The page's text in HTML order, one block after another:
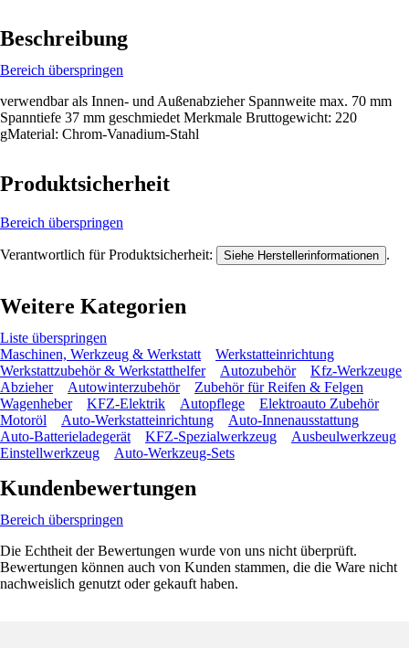
Beschreibung
Bereich überspringen
verwendbar als Innen- und Außenabzieher Spannweite max. 70 mm
Spanntiefe 37 mm geschmiedet Merkmale Bruttogewicht: 220
gMaterial: Chrom-Vanadium-Stahl
Produktsicherheit
Bereich überspringen
Verantwortlich für Produktsicherheit: Siehe Herstellerinformationen .
Weitere Kategorien
Liste überspringen
Maschinen, Werkzeug & Werkstatt
Werkstatteinrichtung
Werkstattzubehör & Werkstatthelfer
Autozubehör
Kfz-Werkzeuge
Abzieher
Autowinterzubehör
Zubehör für Reifen & Felgen
Wagenheber
KFZ-Elektrik Autopflege
Elektroauto Zubehör
Motoröl
Auto-Werkstatteinrichtung
Auto-Innenausstattung
Auto-Batterieladegerät
KFZ-Spezialwerkzeug
Ausbeulwerkzeug
Einstellwerkzeug
Auto-Werkzeug-Sets
Kundenbewertungen
Bereich überspringen
Die Echtheit der Bewertungen wurde von uns nicht überprüft.
Bewertungen können auch von Kunden stammen, die die Ware nicht
nachweislich genutzt oder gekauft haben.